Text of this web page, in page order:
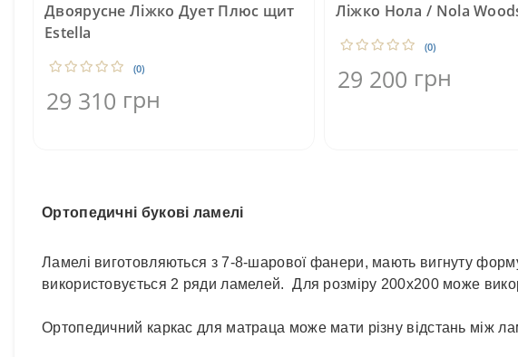
Двоярусне Ліжко Дует Плюс щит
Estella
(0)
29 310 грн
Ліжко Нола / Nola
(0)
29 200 грн
Ортопедичні букові ламелі
Ламелі виготовляються з 7-8-шарової фанери, мають вигнуту
використовується 2 ряди ламелей. Для розміру 200х200 може
Ортопедичний каркас для матраца може мати різну відстань між